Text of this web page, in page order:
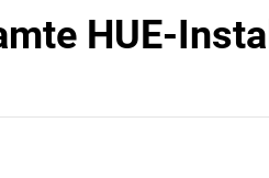
HUE-